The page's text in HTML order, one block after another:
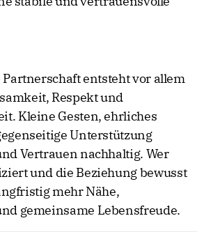
entsteht vor allem
Respekt und
Kleine Gesten, ehrliches
Unterstützung
Vertrauen nachhaltig. Wer
und die Beziehung bewusst
mehr Nähe,
gemeinsame Lebensfreude.